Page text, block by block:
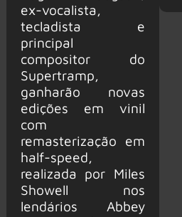
ex-vocalista,
tecladista e
principal
compositor do
Supertramp,
ganharão novas
edições em vinil
com
remasterização em
half-speed,
realizada por Miles
Showell nos
lendários Abbey